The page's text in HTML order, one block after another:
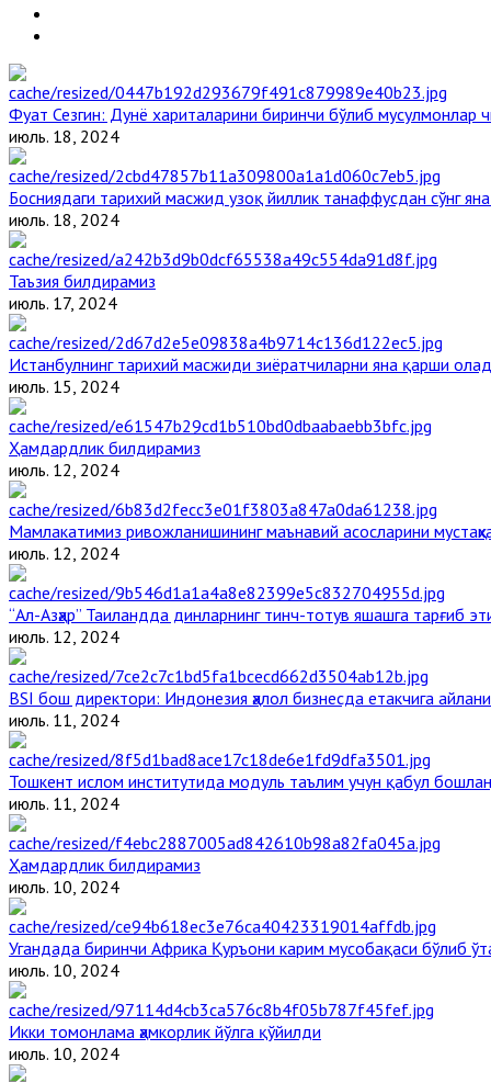
Фуат Сезгин: Дунё хариталарини биринчи бўлиб мусулмонлар
июль. 18, 2024
Босниядаги тарихий масжид узоқ йиллик танаффусдан сўнг
июль. 18, 2024
Таъзия билдирамиз
июль. 17, 2024
Истанбулнинг тарихий масжиди зиёратчиларни яна қарши
июль. 15, 2024
Ҳамдардлик билдирамиз
июль. 12, 2024
Мамлакатимиз ривожланишининг маънавий асосларини
июль. 12, 2024
“Ал-Азҳар” Таиландда динларнинг тинч-тотув яшашга тарғиб
июль. 12, 2024
BSI бош директори: Индонезия ҳалол бизнесда етакчига
июль. 11, 2024
Тошкент ислом институтида модуль таълим учун қабул
июль. 11, 2024
Ҳамдардлик билдирамиз
июль. 10, 2024
Угандада биринчи Aфрика Қуръони карим мусобақаси бўлиб
июль. 10, 2024
Икки томонлама ҳамкорлик йўлга қўйилди
июль. 10, 2024